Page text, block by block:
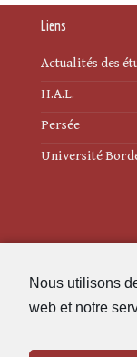
Nous utilisons
web et notre
Liens
Actualités des
H.A.L.
Persée
Université
Politique de